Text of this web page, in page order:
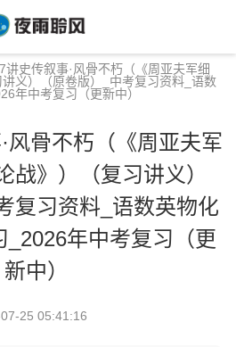
讲史传叙事·风骨不朽（《周亚夫军细
义）（原卷版）_中考复习资料_语数
年中考复习（更新中）
风骨不朽（《周亚夫军
战》）（复习讲义）
复习资料_语数英物化
_2026年中考复习（更
新中）
25 05:41:16